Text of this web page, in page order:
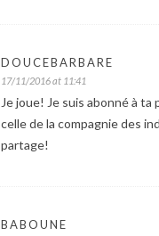
DOUCEBARBARE
17/11/2016 at 11:41
Je joue! Je suis abonné à ta
celle de la compagnie des
partage!
BABOUNE